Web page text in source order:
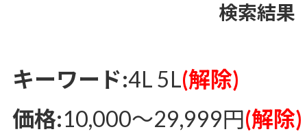
検索結果
キーワード:4L 5L(解除)
価格:10,000～29,999円(解除)